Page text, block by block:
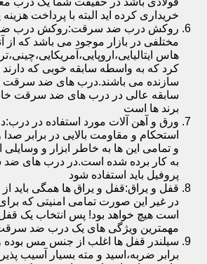
خریداری کرده اید البته با پرداخت
روکش درب ضد سرقت:روکش درب ضد
مختلفی در بازار موجود می باشد که از
هاس
کرد که به واسطه سابقه خوبی که دارند
سازنده می باشند.درب های ضد سرقت
سابقه عالی در درب های ضد سرقت
برند ها است
ورق و آهن آلات مورد استفاده در
استحکام و مقاومت بالایی در برابر
و تمامی این ها به خاطر ابزار و
به کار برده شده است.در درب های
پروفیل باید استفاده شود
قفل و یراق:قفل و یراق ها همگی باید
در غیر این صورت تمامی امنیتی که
است هیچ خواهد بود! پس انتخاب یک
مهمترین ویژگی های یک درب ضد
سیلندر قفل ها اغلب از جنس مس بوده
برابر ضربه،اسید و مته بسیار آسیب